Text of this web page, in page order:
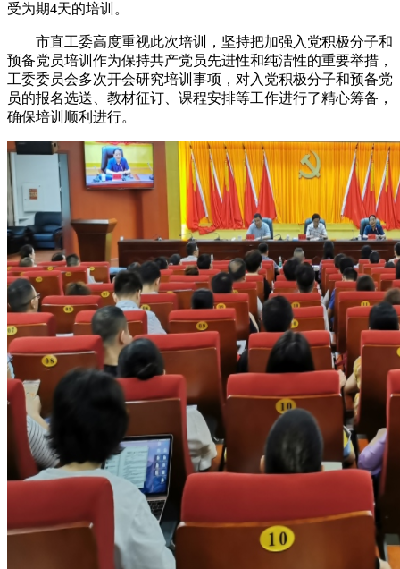
受为期4天的培训。
市直工委高度重视此次培训，坚持把加强入党积极分子和
预备党员培训作为保持共产党员先进性和纯洁性的重要举措，
工委委员会多次开会研究培训事项，对入党积极分子和预备党
员的报名选送、教材征订、课程安排等工作进行了精心筹备，
确保培训顺利进行。